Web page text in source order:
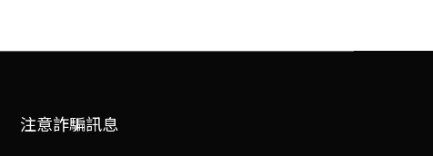
注意詐騙訊息